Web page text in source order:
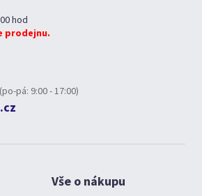
hod
prodejnu.
(po-pá: 9:00 - 17:00)
Vše o nákupu